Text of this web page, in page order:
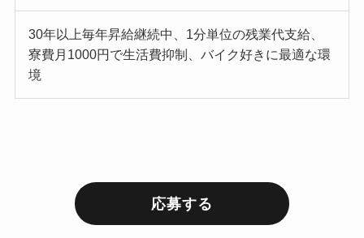
30年以上毎年昇給継続中、1分単位の残業代支給、
寮費月1000円で生活費抑制、バイク好きに最適な環
境
応募する